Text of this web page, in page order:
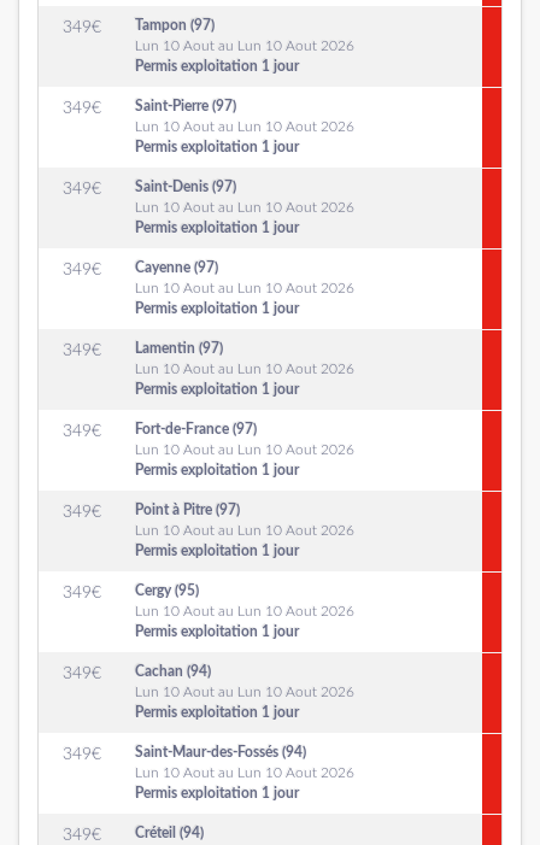
349€
Tampon (97)
Lun 10 Aout au Lun 10 Aout 2026
Permis exploitation 1 jour
349€
Saint-Pierre (97)
Lun 10 Aout au Lun 10 Aout 2026
Permis exploitation 1 jour
349€
Saint-Denis (97)
Lun 10 Aout au Lun 10 Aout 2026
Permis exploitation 1 jour
349€
Cayenne (97)
Lun 10 Aout au Lun 10 Aout 2026
Permis exploitation 1 jour
349€
Lamentin (97)
Lun 10 Aout au Lun 10 Aout 2026
Permis exploitation 1 jour
349€
Fort-de-France (97)
Lun 10 Aout au Lun 10 Aout 2026
Permis exploitation 1 jour
349€
Point à Pitre (97)
Lun 10 Aout au Lun 10 Aout 2026
Permis exploitation 1 jour
349€
Cergy (95)
Lun 10 Aout au Lun 10 Aout 2026
Permis exploitation 1 jour
349€
Cachan (94)
Lun 10 Aout au Lun 10 Aout 2026
Permis exploitation 1 jour
349€
Saint-Maur-des-Fossés (94)
Lun 10 Aout au Lun 10 Aout 2026
Permis exploitation 1 jour
349€
Créteil (94)